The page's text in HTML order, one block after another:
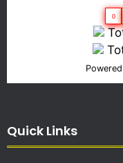
0
Quick Links